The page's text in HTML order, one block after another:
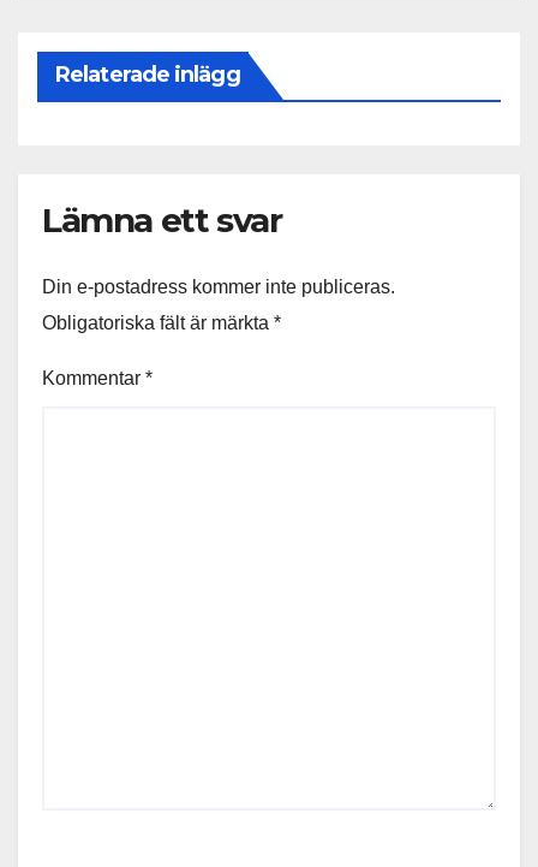
Relaterade inlägg
Lämna ett svar
Din e-postadress kommer inte publiceras.
Obligatoriska fält är märkta *
Kommentar *